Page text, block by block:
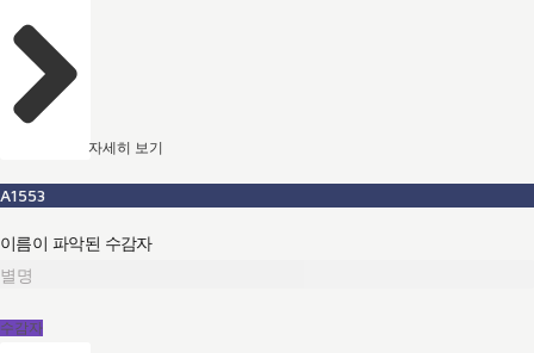
자세히 보기
A1553
이름이 파악된 수감자
별명
수감자